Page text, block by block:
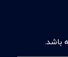
باشد.